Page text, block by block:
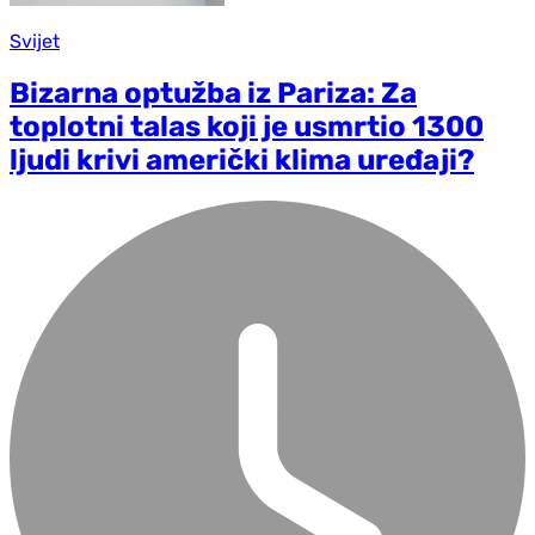
Svijet
Bizarna optužba iz Pariza: Za
toplotni talas koji je usmrtio 1300
ljudi krivi američki klima uređaji?